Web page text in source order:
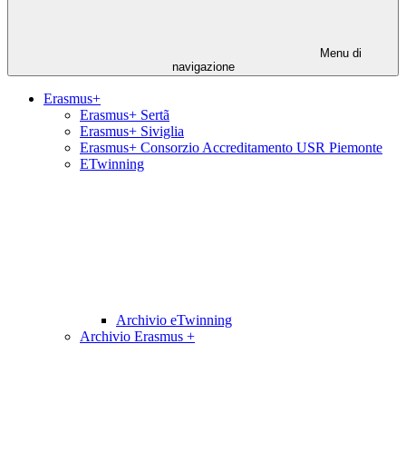
Menu di
navigazione
Erasmus+
Erasmus+ Sertã
Erasmus+ Siviglia
Erasmus+ Consorzio Accreditamento USR Piemonte
ETwinning
Archivio eTwinning
Archivio Erasmus +